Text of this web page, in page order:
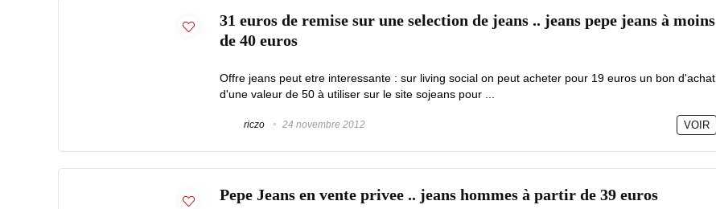
31 euros de remise sur une selection de jeans .. jeans pepe jeans à moins
de 40 euros
Offre jeans peut etre interessante : sur living social on peut acheter pour 19 euros un bon d'achat
d'une valeur de 50 à utiliser sur le site sojeans pour ...
riczo 24 novembre 2012 VOIR
Pepe Jeans en vente privee .. jeans hommes à partir de 39 euros